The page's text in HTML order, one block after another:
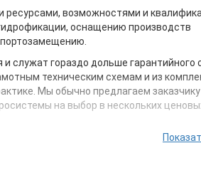
возможностями и
оснащению производств
служат гораздо дольше гарантийного
техническим схемам и из
Мы обычно предлагаем
на выбор в нескольких
нестандартные задачи. Сообщите
линия по производству
гидроцилиндры в относительно